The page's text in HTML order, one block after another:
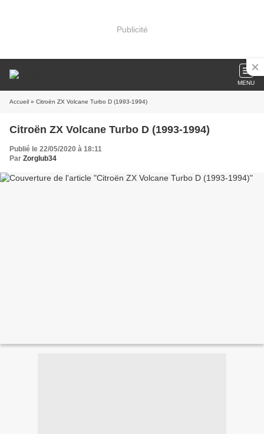
Publicité
MENU
Accueil » Citroën ZX Volcane Turbo D (1993-1994)
Citroën ZX Volcane Turbo D (1993-1994)
Publié le 22/05/2020 à 18:11
Par Zorglub34